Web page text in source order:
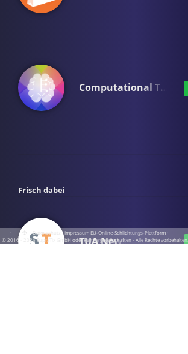
Computational T…
Frisch dabei
TUA News
· · ·Datenschutz ·Impressum EU-Online-Schlichtungs-Plattform·
© 2016 - 2026 SupraTix GmbH oder Partnergesellschaften - Alle Rechte vorbehalten.